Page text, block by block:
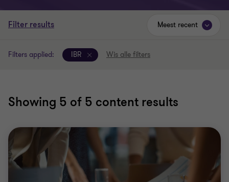
Filter results
Filters applied: IBR Wis alle filters
Showing 5 of 5 content results
Meest recent